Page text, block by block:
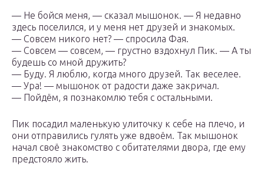
— Не бойся меня, — сказал мышонок. — Я недавно
здесь поселился, и у меня нет друзей и знакомых.
— Совсем никого нет? — спросила Фая.
— Совсем — совсем, — грустно вздохнул Пик. — А ты
будешь со мной дружить?
— Буду. Я люблю, когда много друзей. Так веселее.
— Ура! — мышонок от радости даже закричал.
— Пойдём, я познакомлю тебя с остальными.
Пик посадил маленькую улиточку к себе на плечо, и
они отправились гулять уже вдвоём. Так мышонок
начал своё знакомство с обитателями двора, где ему
предстояло жить.